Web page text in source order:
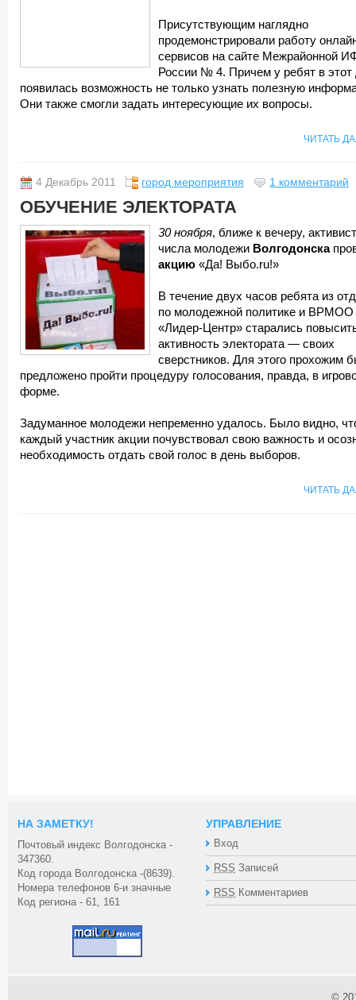
Присутствующим наглядно
продемонстрировали работу
сервисов на сайте Межрайонной
России № 4. Причем у ребят в этот
появилась возможность не только узнать полезную
Они также смогли задать интересующие их вопросы.
ЧИТАТЬ
4 Декабрь 2011 город мероприятия 1 комментарий
ОБУЧЕНИЕ ЭЛЕКТОРАТА
30 ноября, ближе к вечеру,
числа молодежи Волгодонска
акцию «Да! Выбо.ru!»
В течение двух часов ребята из
по молодежной политике и ВРМОО
«Лидер-Центр» старались
активность электората — своих
сверстников. Для этого прохожим
предложено пройти процедуру голосования, правда, в
форме.
Задуманное молодежи непременно удалось. Было видно,
каждый участник акции почувствовал свою важность и
необходимость отдать свой голос в день выборов.
ЧИТАТЬ
НА ЗАМЕТКУ!
Почтовый индекс Волгодонска -
347360.
Код города Волгодонска -(8639).
Номера телефонов 6-и значные
Код региона - 61, 161
УПРАВЛЕНИЕ
Вход
RSS Записей
RSS Комментариев
©